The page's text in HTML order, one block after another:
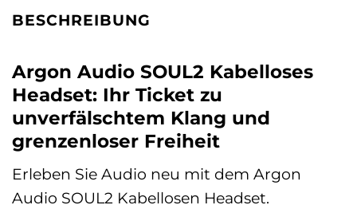
BESCHREIBUNG
Argon Audio SOUL2 Kabelloses
Headset: Ihr Ticket zu
unverfälschtem Klang und
grenzenloser Freiheit
Erleben Sie Audio neu mit dem Argon
Audio SOUL2 Kabellosen Headset.